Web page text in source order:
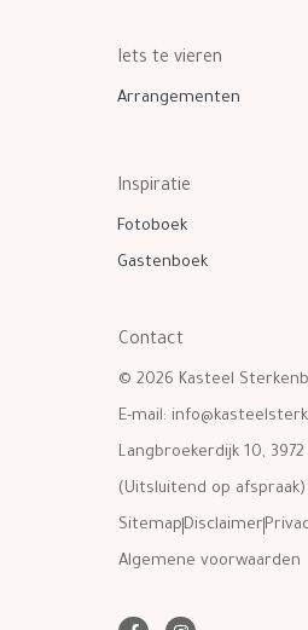
Iets te vieren
Arrangementen
Inspiratie
Fotoboek
Gastenboek
Contact
© 2026 Kasteel
E-mail:
Langbroekerdijk 10,
(Uitsluitend op afspraak)
Sitemap Disclaimer
Algemene voorwaarden
F I